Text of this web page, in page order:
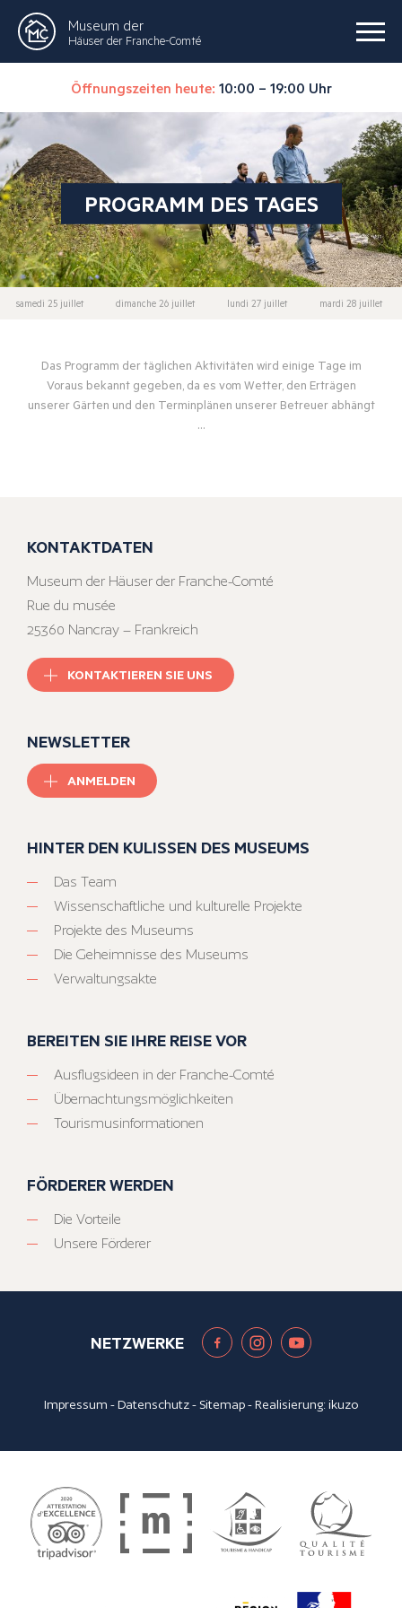
Museum der
Häuser der Franche-Comté
Öffnungszeiten heute: 10:00 – 19:00 Uhr
PROGRAMM DES TAGES
samedi 25 juillet dimanche 26 juillet lundi 27 juillet mardi 28 juillet
Das Programm der täglichen Aktivitäten wird einige Tage im
Voraus bekannt gegeben, da es vom Wetter, den Erträgen
unserer Gärten und den Terminplänen unserer Betreuer abhängt
…
KONTAKTDATEN
Museum der Häuser der Franche-Comté
Rue du musée
25360 Nancray – Frankreich
KONTAKTIEREN SIE UNS
NEWSLETTER
ANMELDEN
HINTER DEN KULISSEN DES MUSEUMS
Das Team
Wissenschaftliche und kulturelle Projekte
Projekte des Museums
Die Geheimnisse des Museums
Verwaltungsakte
BEREITEN SIE IHRE REISE VOR
Ausflugsideen in der Franche-Comté
Übernachtungsmöglichkeiten
Tourismusinformationen
FÖRDERER WERDEN
Die Vorteile
Unsere Förderer
NETZWERKE
Impressum -Datenschutz- Sitemap- Realisierung:ikuzo